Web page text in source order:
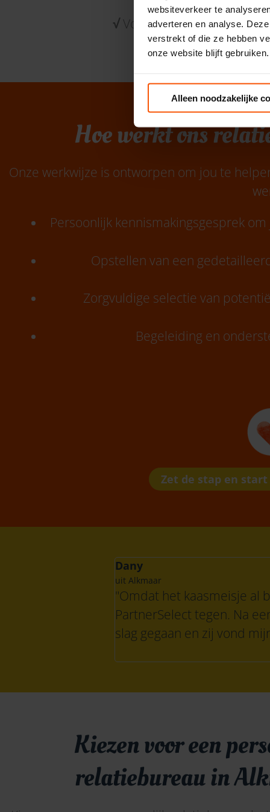
websiteverkeer te
adverteren en analyse.
verstrekt of die ze hebben
onze website blijft gebruiken.
Alleen noodzakelijke
√Voortdurende
Hoe werkt ons
Onze werkwijze is ontworpen om jou te
Persoonlijk kennismakingsgesprek
Opstellen van een
Zorgvuldige selectie van
Begeleiding en
Zet de stap en
Dany
uit Alkmaar
"Omdat het kaasmeisje al
PartnerSelect tegen. Na
slag gegaan en zij vond
Kiezen voor een
relatiebureau in